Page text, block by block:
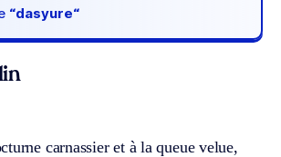
“dasyure“
carnassier et à la queue velue,